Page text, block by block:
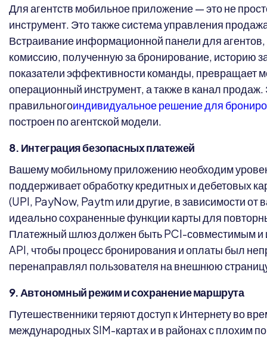
Для агентств мобильное приложение — это не
инструмент. Это также система управления
Встраивание информационной панели для агентов,
комиссию, полученную за бронирование, историю
показатели эффективности команды, превращает
операционный инструмент, а также в канал продаж.
правильногоиндивидуальное решение для
построен по агентской модели.
8. Интеграция безопасных платежей
Вашему мобильному приложению необходим
поддерживает обработку кредитных и дебетовых
(UPI, PayNow, Paytm или другие, в зависимости от
идеально сохраненные функции карты для
Платежный шлюз должен быть PCI-совместимым и
API, чтобы процесс бронирования и оплаты был
перенаправлял пользователя на внешнюю
9. Автономный режим и сохранение маршрута
Путешественники теряют доступ к Интернету во
международных SIM-картах и ​​в районах с плохим